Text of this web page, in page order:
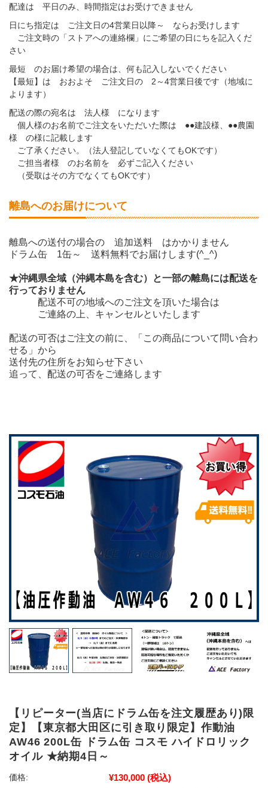
配達は 平日のみ、時間指定はお受けできません
日にち指定は ご注文日の4営業日以降～ ならお受けします
ご注文時の「ストアへの連絡欄」にご希望の日にちを記入くだ
さい
最短 のお届け希望の場合は、何も記入しないでください
【最短】は おおよそ ご注文日の 2～4営業日後です（地域に
よります）
配送の際の宛名は 法人様 になります
個人様のお名前でご注文をいただいた際は ●●建設様、●●農園
様 の様に記載します
ご了承ください。（法人登記していなくてもOKです）
ご担当者様 のお名前を 必ずご記入ください
（受取はその方でなくてもOKです）
離島へのお届けについて
離島への送付の場合の 追加送料 はかかりません
ドラム缶 1缶～ 送料無料でお届けします(^_^)
★沖縄県全域（沖縄本島を含む）と一部の離島には配送を
行っておりません
配送不可の地域へのご注文を頂いた場合は
ご連絡の上、キャンセルといたします
配送の可否はご注文の前に、「この商品について問い合わ
せる」から
送付先の住所をお知らせ下さい
追って、配送の可否をご連絡します
【リピーター(当店にドラム缶を注文履歴あり)限
定】【東京都大田区に引き取り限定】作動油
AW46 200L缶 ドラム缶 コスモ ハイドロリック
オイル ★納期4日～
価格: ¥130,000 (税込)